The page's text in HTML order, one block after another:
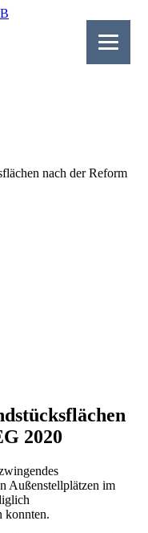
nach der Reform
2020
Außenstellplätzen im
konnten.